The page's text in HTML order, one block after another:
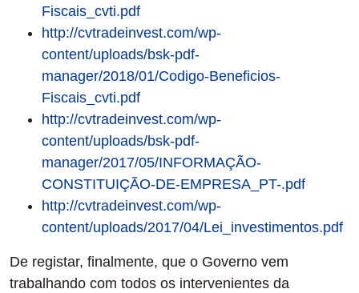
Fiscais_cvti.pdf
http://cvtradeinvest.com/wp-
content/uploads/bsk-pdf-
manager/2018/01/Codigo-Beneficios-
Fiscais_cvti.pdf
http://cvtradeinvest.com/wp-
content/uploads/bsk-pdf-
manager/2017/05/INFORMAÇÃO-
CONSTITUIÇÃO-DE-EMPRESA_PT-.pdf
http://cvtradeinvest.com/wp-
content/uploads/2017/04/Lei_investimentos.pdf
De registar, finalmente, que o Governo vem
trabalhando com todos os intervenientes da